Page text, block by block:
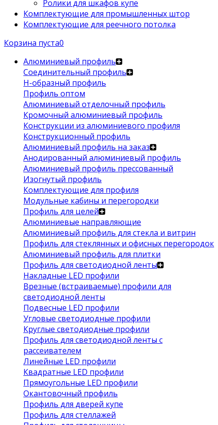
Ролики для шкафов купе
Комплектующие для промышленных штор
Комплектующие для реечного потолка
Корзина пуста0
Алюминиевый профиль
Соединительный профиль
Н-образный профиль
Профиль оптом
Алюминиевый отделочный профиль
Кромочный алюминиевый профиль
Конструкции из алюминиевого профиля
Конструкционный профиль
Алюминиевый профиль на заказ
Анодированный алюминиевый профиль
Алюминиевый профиль прессованный
Изогнутый профиль
Комплектующие для профиля
Модульные кабины и перегородки
Профиль для целей
Алюминиевые направляющие
Алюминиевый профиль для стекла и витрин
Профиль для стеклянных и офисных перегородок
Алюминиевый профиль для плитки
Профиль для светодиодной ленты
Накладные LED профили
Врезные (встраиваемые) профили для
светодиодной ленты
Подвесные LED профили
Угловые светодиодные профили
Круглые светодиодные профили
Профиль для светодиодной ленты с
рассеивателем
Линейные LED профили
Квадратные LED профили
Прямоугольные LED профили
Окантовочный профиль
Профиль для дверей купе
Профиль для стеллажей